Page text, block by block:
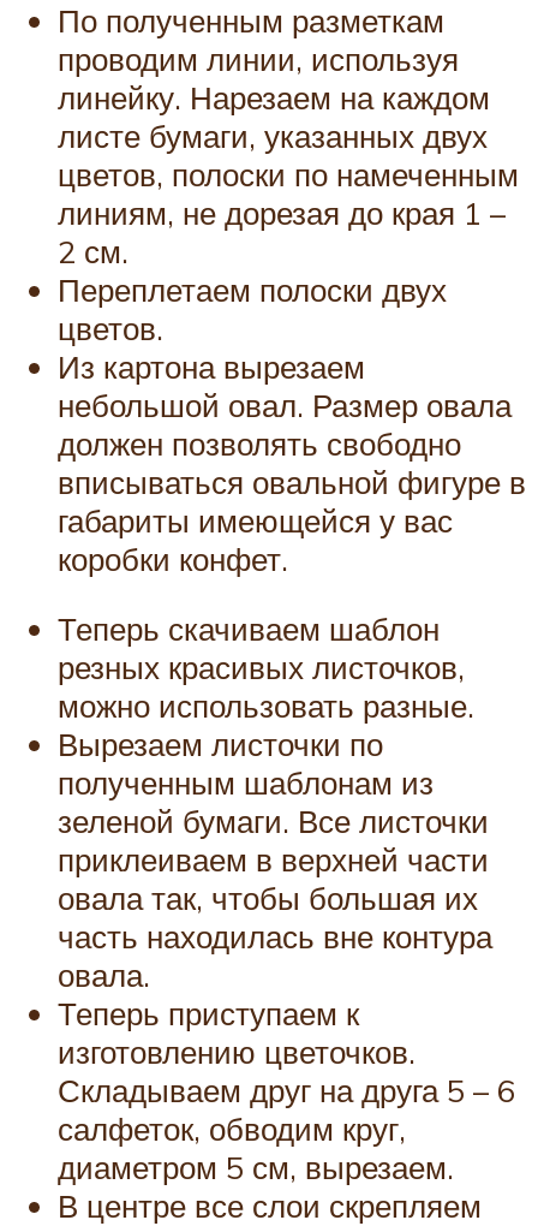
По полученным разметкам
проводим линии, используя
линейку. Нарезаем на каждом
листе бумаги, указанных двух
цветов, полоски по намеченным
линиям, не дорезая до края 1 –
2 см.
Переплетаем полоски двух
цветов.
Из картона вырезаем
небольшой овал. Размер овала
должен позволять свободно
вписываться овальной фигуре в
габариты имеющейся у вас
коробки конфет.
Теперь скачиваем шаблон
резных красивых листочков,
можно использовать разные.
Вырезаем листочки по
полученным шаблонам из
зеленой бумаги. Все листочки
приклеиваем в верхней части
овала так, чтобы большая их
часть находилась вне контура
овала.
Теперь приступаем к
изготовлению цветочков.
Складываем друг на друга 5 – 6
салфеток, обводим круг,
диаметром 5 см, вырезаем.
В центре все слои скрепляем